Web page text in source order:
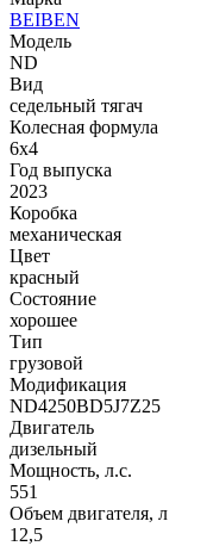
BEIBEN
Модель
ND
Вид
седельный тягач
Колесная формула
6x4
Год выпуска
2023
Коробка
механическая
Цвет
красный
Состояние
хорошее
Тип
грузовой
Модификация
ND4250BD5J7Z25
Двигатель
дизельный
Мощность, л.с.
551
Объем двигателя, л
12,5